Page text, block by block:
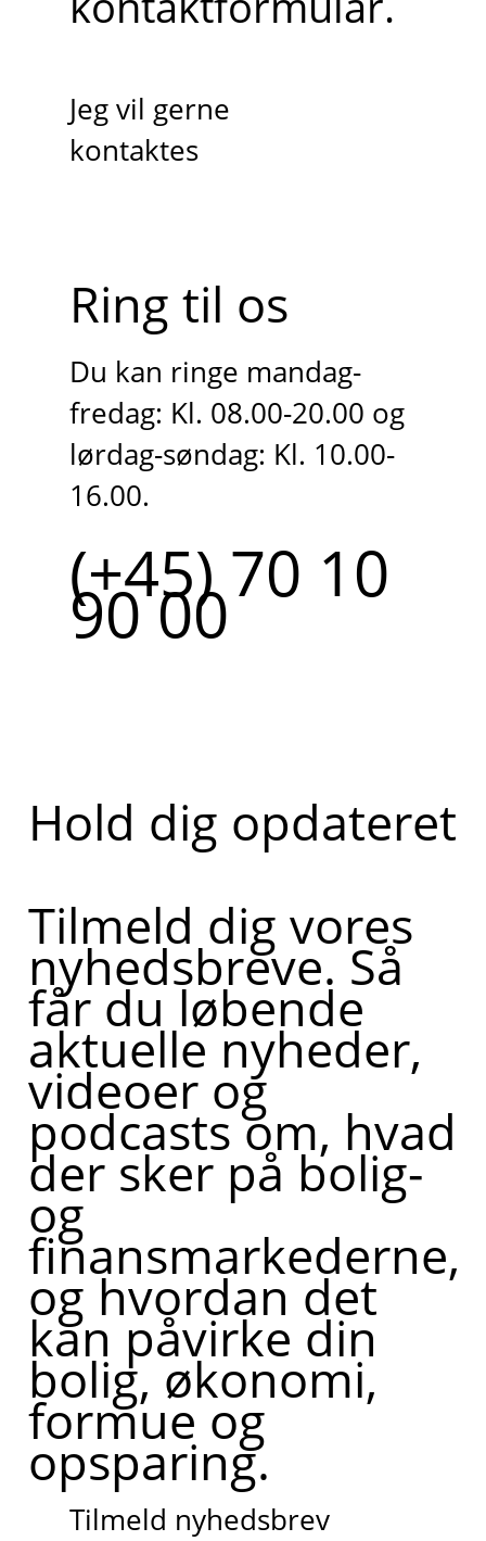
Jeg vil gerne
kontaktes
Ring til os
Du kan ringe mandag-
fredag: Kl. 08.00-20.00 og
lørdag-søndag: Kl. 10.00-
16.00.
(+45) 70 10
90 00
Hold dig opdateret
Tilmeld dig vores
nyhedsbreve. Så
får du løbende
aktuelle nyheder,
videoer og
podcasts om, hvad
der sker på bolig-
og
finansmarkederne,
og hvordan det
kan påvirke din
bolig, økonomi,
formue og
opsparing.
Tilmeld nyhedsbrev